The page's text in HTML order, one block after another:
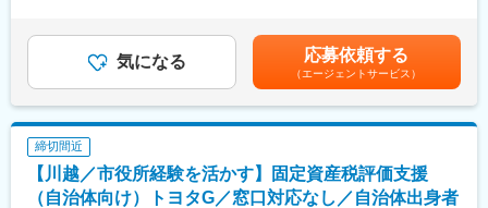
南北アメリカやヨーロッパ、東南アジア、アフリカなど取引先は
50ヵ国以上?
ヤリイカスライス・ヤリイカソーメン・イカリング・えびフラ
イ・紅鮭の切り身・さばの塩焼きなどの水産加工品をメインに取
り扱っています。
■事業の強み
原料輸入は商社機能、商品企画はメーカー機能、日本最大級の冷
す。
また、運航部門や整備部門、航空局と連携しながら、安全な運航
体制の維持・向上を支えていただきます。
・航空法や関連法規の変更内容の確認
・航空機メーカーが作成した英文マニュアルや技術資料の確認
・運航手順書や規程類の作成、改訂
・航空局への申請資料作成や対応
実績：5.25か月分賃金はあくまでも目安の金額であり、選考を通
じて上下する可能性があります。月給(月額)は固定手当を含めた表
記です。
気になる 応募依頼する
（エージェントサービス）
締切間近
【川越／市役所経験を活かす】固定資産税評価支援
（自治体向け）トヨタG／窓口対応なし／自治体出身者